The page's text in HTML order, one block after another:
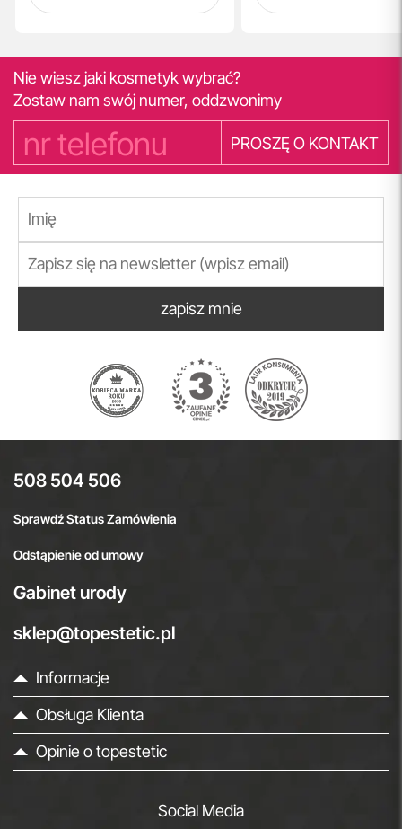
Nie wiesz jaki kosmetyk wybrać?
Zostaw nam swój numer, oddzwonimy
PROSZĘ O KONTAKT
zapisz mnie
508 504 506
Sprawdź Status Zamówienia
Odstąpienie od umowy
Gabinet urody
sklep@topestetic.pl
Informacje
Obsługa Klienta
Opinie o topestetic
Social Media